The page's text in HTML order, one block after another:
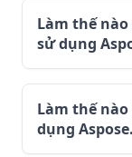
Làm thế nào
sử dụng
Làm thế nào
dụng